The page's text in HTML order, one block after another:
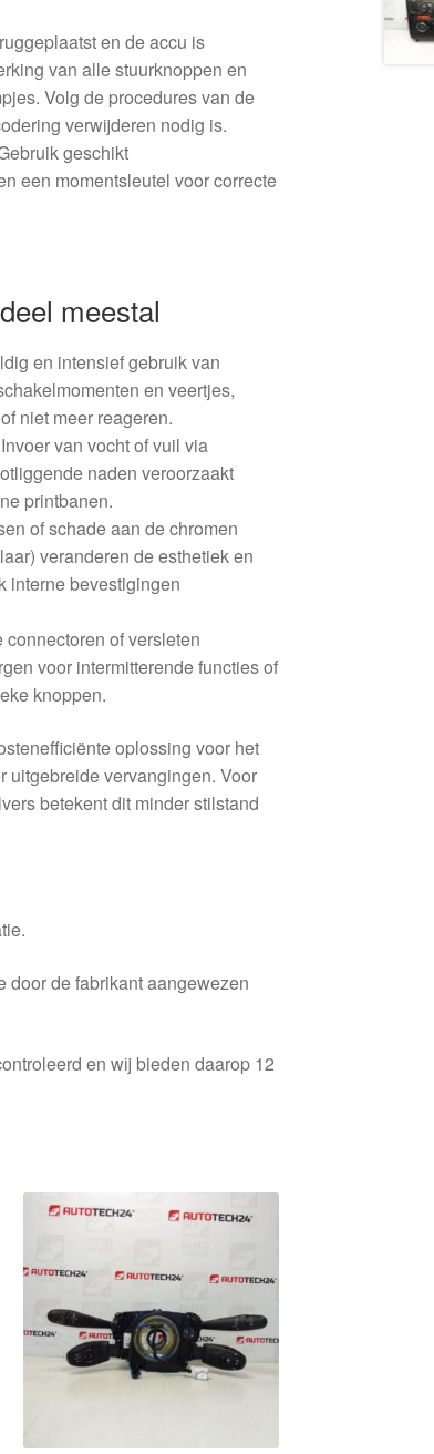
en de accu is
van alle stuurknoppen en
Volg de procedures van de
verwijderen nodig is.
geschikt
een momentsleutel voor correcte
meestal
en intensief gebruik van
en veertjes,
niet meer reageren.
van vocht of vuil via
naden veroorzaakt
printbanen.
of schade aan de chromen
veranderen de esthetiek en
interne bevestigingen
of versleten
voor intermitterende functies of
knoppen.
oplossing voor het
uitgebreide vervangingen. Voor
betekent dit minder stilstand
door de fabrikant aangewezen
en wij bieden daarop 12